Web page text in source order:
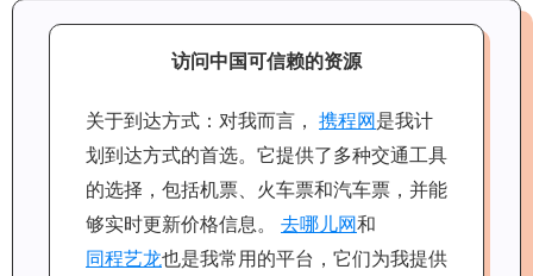
访问中国可信赖的资源
关于到达方式：对我而言， 携程网 是我计
划到达方式的首选。它提供了多种交通工具
的选择，包括机票、火车票和汽车票，并能
够实时更新价格信息。 去哪儿网和
同程艺龙也是我常用的平台，它们为我提供